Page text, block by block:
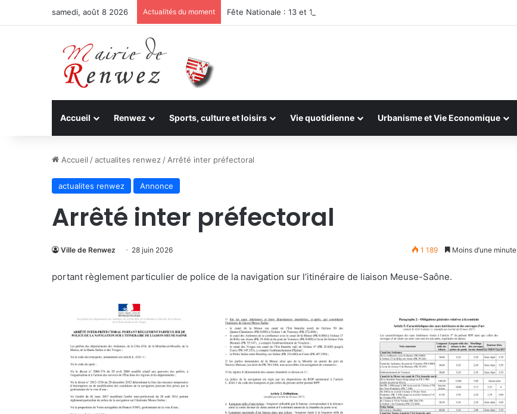
samedi, août 8 2026 Actualités du moment Fête Nationale : 13 et 14 juillet 2026
Accueil Renwez Sports, culture et loisirs Vie quotidienne Urbanisme et Vie Economique
Accueil /actualites renwez / Arrêté inter préfectoral
actualites renwez Annonce
Arrêté inter préfectoral
Ville de Renwez 28 juin 2026 1 189 Moins d’une minute
portant règlement particulier de police de la navigation sur l’itinéraire de liaison Meuse-Saône.